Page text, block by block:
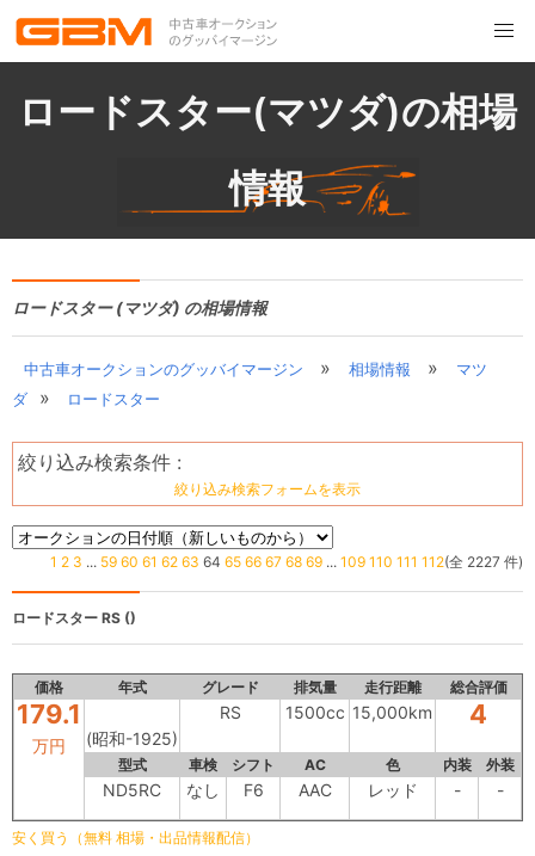
ロードスター(マツダ)の相場
情報
ロードスター (マツダ) の相場情報
中古車オークションのグッバイマージン » 相場情報 »
マツ
ダ
» ロードスター
絞り込み検索条件 :
絞り込み検索フォームを表示
1 2 3 ... 59 60 61 62 63 64 65 66 67 68 69 ... 109 110 111 112(全 2227 件)
ロードスター RS ()
価格 年式 グレード 排気量 走行距離 総合評価
179.1
万円 (昭和-1925)
RS 1500cc 15,000km 4
型式 車検 シフト AC 色 内装 外装
ND5RC なし F6 AAC レッド - -
安く買う（無料 相場・出品情報配信）